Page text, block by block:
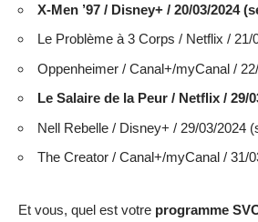
X-Men ’97 / Disney+ / 20/03/2024
Le Problème à 3 Corps / Netflix / 21/
Oppenheimer / Canal+/myCanal /
Le Salaire de la Peur / Netflix / 29/
Nell Rebelle / Disney+ / 29/03/2024
The Creator / Canal+/myCanal / 31/
Et vous, quel est votre programme